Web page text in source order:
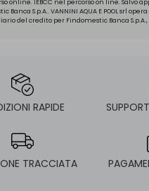
online. IEBCC nel percorso on line. Salvo
Banca S.p.A.. VANNINI AQUA E POOL srl
del credito per Findomestic Banca
RAPIDE
TRACCIATA